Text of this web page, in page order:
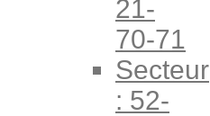
21-
70-71
Secteur
: 52-